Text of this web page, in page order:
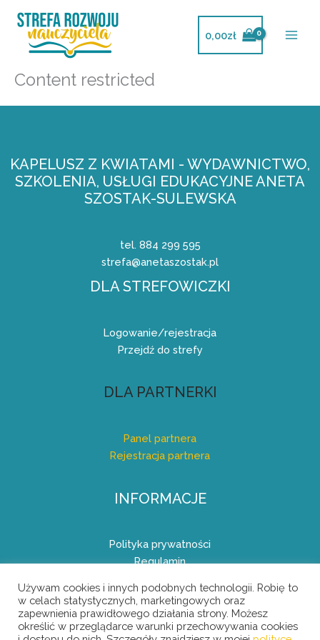
0,00zł
Content restricted
KAPELUSZ Z KWIATAMI - WYDAWNICTWO,
SZKOLENIA, USŁUGI EDUKACYJNE ANETA
SZOSTAK-SULEWSKA
tel. 884 299 595
strefa@anetaszostak.pl
DLA STREFOWICZKI
Logowanie/rejestracja
Przejdź do strefy
DLA PARTNERKI
Panel partnera
Rejestracja partnera
INFORMACJE
Polityka prywatności
Regulamin
Używam cookies i innych podobnych technologii. Robię to
w celach statystycznych, marketingowych oraz
zapewnienia prawidłowego działania strony. Możesz
określić w przeglądarce warunki przechowywania cookies